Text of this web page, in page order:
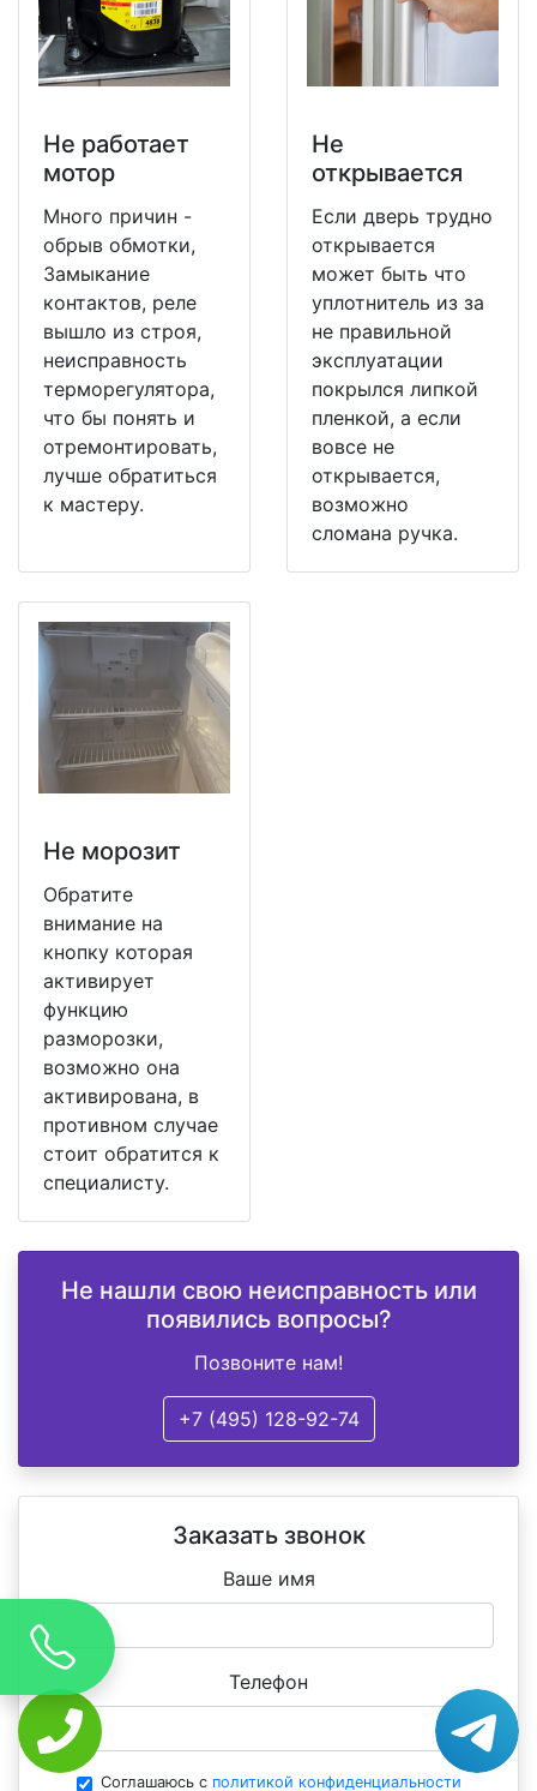
Не работает
мотор
Много причин -
обрыв обмотки,
Замыкание
контактов, реле
вышло из строя,
неисправность
терморегулятора,
что бы понять и
отремонтировать,
лучше обратиться
к мастеру.
Не
открывается
Если дверь трудно
открывается
может быть что
уплотнитель из за
не правильной
эксплуатации
покрылся липкой
пленкой, а если
вовсе не
открывается,
возможно
сломана ручка.
Не морозит
Обратите
внимание на
кнопку которая
активирует
функцию
разморозки,
возможно она
активирована, в
противном случае
стоит обратится к
специалисту.
Не нашли свою неисправность или
появились вопросы?
Позвоните нам!
+7 (495) 128-92-74
Заказать звонок
Ваше имя
Телефон
Соглашаюсь с политикой конфиденциальности